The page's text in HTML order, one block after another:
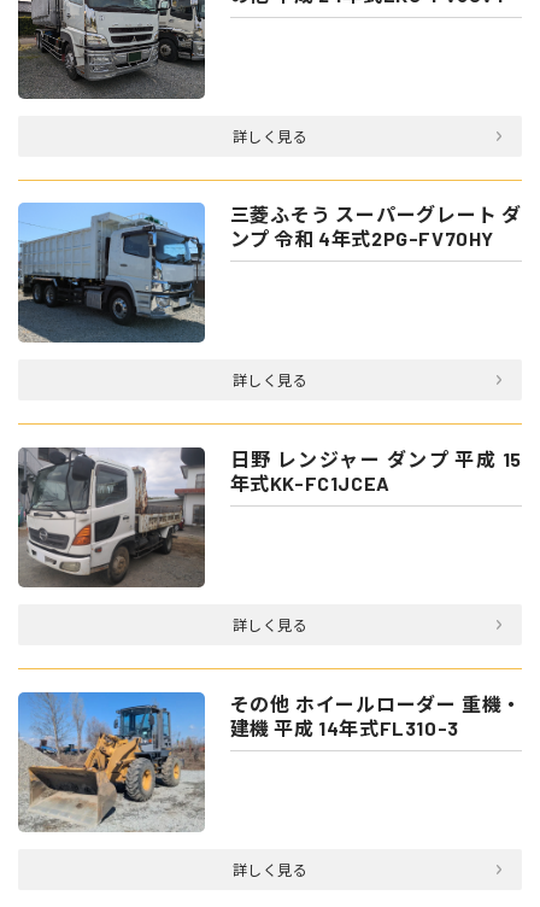
詳しく見る
三菱ふそう スーパーグレート ダ
ンプ 令和 4年式2PG-FV70HY
詳しく見る
日野 レンジャー ダンプ 平成 15
年式KK-FC1JCEA
詳しく見る
その他 ホイールローダー 重機・
建機 平成 14年式FL310-3
詳しく見る